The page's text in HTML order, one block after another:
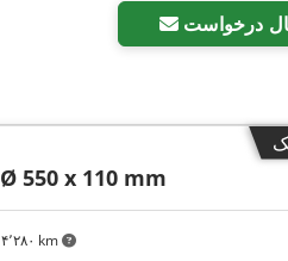
درخواست
۴٬۲۸۰ km
Ø 550 x 110 mm